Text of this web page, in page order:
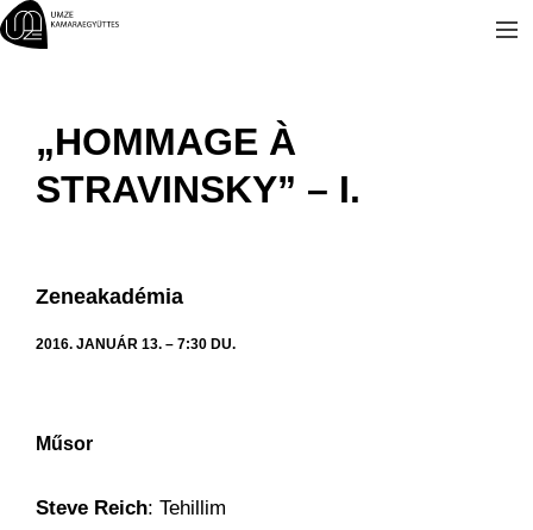
Kilépés
a
„HOMMAGE À
STRAVINSKY” – I.
Zeneakadémia
2016. JANUÁR 13. – 7:30 DU.
Műsor
Steve Reich: Tehillim